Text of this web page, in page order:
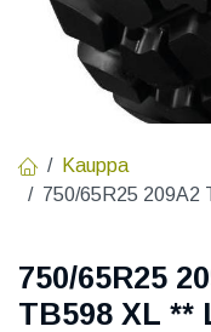
Kauppa
750/65R25 209A2
750/65R25
TB598 XL **